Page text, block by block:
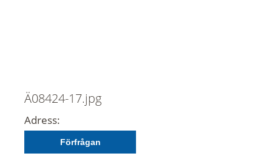
Ä08424-17.jpg
Adress:
Förfrågan